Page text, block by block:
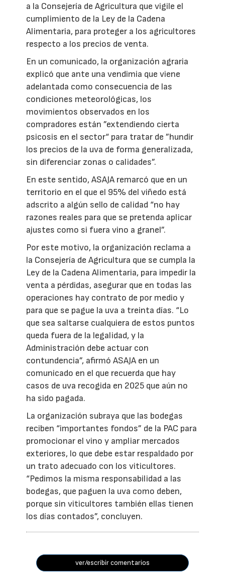
a la Consejería de Agricultura que vigile el
cumplimiento de la Ley de la Cadena
Alimentaria, para proteger a los agricultores
respecto a los precios de venta.
En un comunicado, la organización agraria
explicó que ante una vendimia que viene
adelantada como consecuencia de las
condiciones meteorológicas, los
movimientos observados en los
compradores están ”extendiendo cierta
psicosis en el sector“ para tratar de ”hundir
los precios de la uva de forma generalizada,
sin diferenciar zonas o calidades”.
En este sentido, ASAJA remarcó que en un
territorio en el que el 95% del viñedo está
adscrito a algún sello de calidad “no hay
razones reales para que se pretenda aplicar
ajustes como si fuera vino a granel”.
Por este motivo, la organización reclama a
la Consejería de Agricultura que se cumpla la
Ley de la Cadena Alimentaria, para impedir la
venta a pérdidas, asegurar que en todas las
operaciones hay contrato de por medio y
para que se pague la uva a treinta días. “Lo
que sea saltarse cualquiera de estos puntos
queda fuera de la legalidad, y la
Administración debe actuar con
contundencia”, afirmó ASAJA en un
comunicado en el que recuerda que hay
casos de uva recogida en 2025 que aún no
ha sido pagada.
La organización subraya que las bodegas
reciben “importantes fondos” de la PAC para
promocionar el vino y ampliar mercados
exteriores, lo que debe estar respaldado por
un trato adecuado con los viticultores.
“Pedimos la misma responsabilidad a las
bodegas, que paguen la uva como deben,
porque sin viticultores también ellas tienen
los días contados”, concluyen.
ver/escribir comentarios